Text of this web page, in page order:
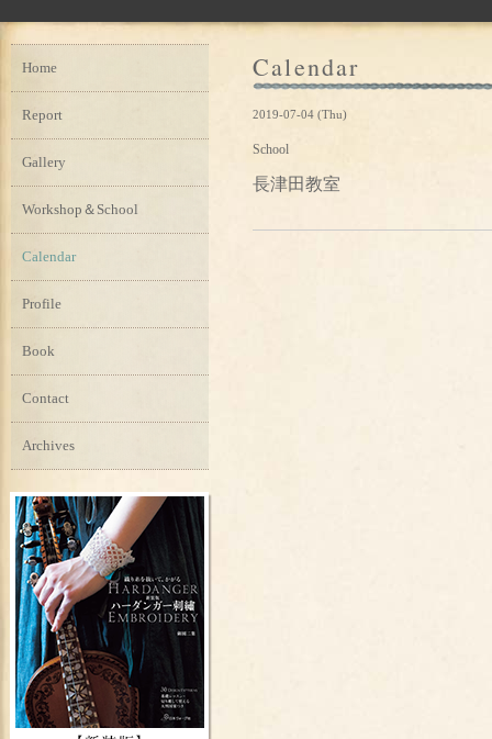
Calendar
2019-07-04 (Thu)
School
長津田教室
Home
Report
Gallery
Workshop＆School
Calendar
Profile
Book
Contact
Archives